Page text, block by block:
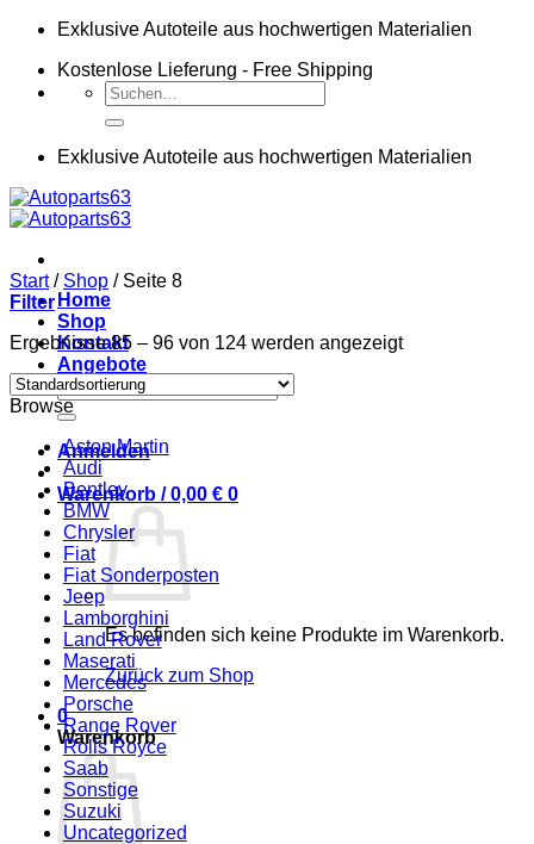
Zum
springen
Exklusive Autoteile aus hochwertigen Materialien
Kostenlose Lieferung - Free Shipping
Suchen
nach:
Exklusive Autoteile aus hochwertigen Materialien
Home
Shop
Kontakt
Angebote
Suchen
nach:
Anmelden
Warenkorb /0,00 € 0
Es befinden sich keine Produkte im Warenkorb.
Zurück zum Shop
0
Warenkorb
Start / Shop /Seite 8
Filter
Ergebnisse 85 – 96 von 124 werden angezeigt
Browse
Aston Martin
Audi
Bentley
BMW
Chrysler
Fiat
Fiat Sonderposten
Jeep
Lamborghini
Land Rover
Maserati
Mercedes
Porsche
Range Rover
Rolls Royce
Saab
Sonstige
Suzuki
Uncategorized